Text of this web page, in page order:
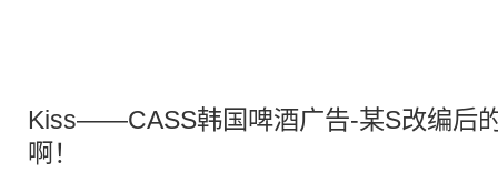
Kiss——CASS韩国啤酒广告-某S改编后
啊！